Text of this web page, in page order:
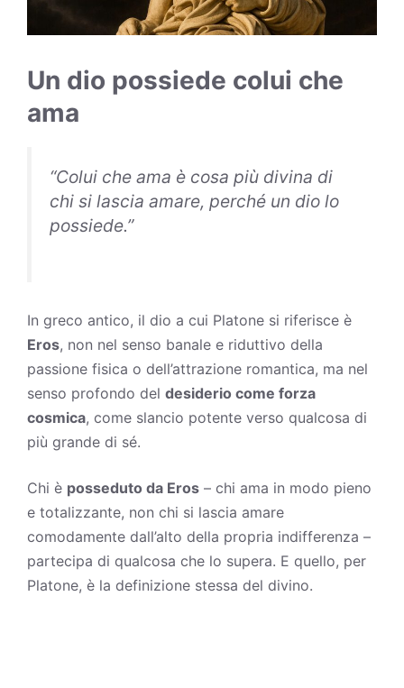
Un dio possiede colui che
ama
“Colui che ama è cosa più divina di
chi si lascia amare, perché un dio lo
possiede.”
In greco antico, il dio a cui Platone si riferisce è
Eros, non nel senso banale e riduttivo della
passione fisica o dell’attrazione romantica, ma nel
senso profondo del desiderio come forza
cosmica, come slancio potente verso qualcosa di
più grande di sé.
Chi è posseduto da Eros – chi ama in modo pieno
e totalizzante, non chi si lascia amare
comodamente dall’alto della propria indifferenza –
partecipa di qualcosa che lo supera. E quello, per
Platone, è la definizione stessa del divino.